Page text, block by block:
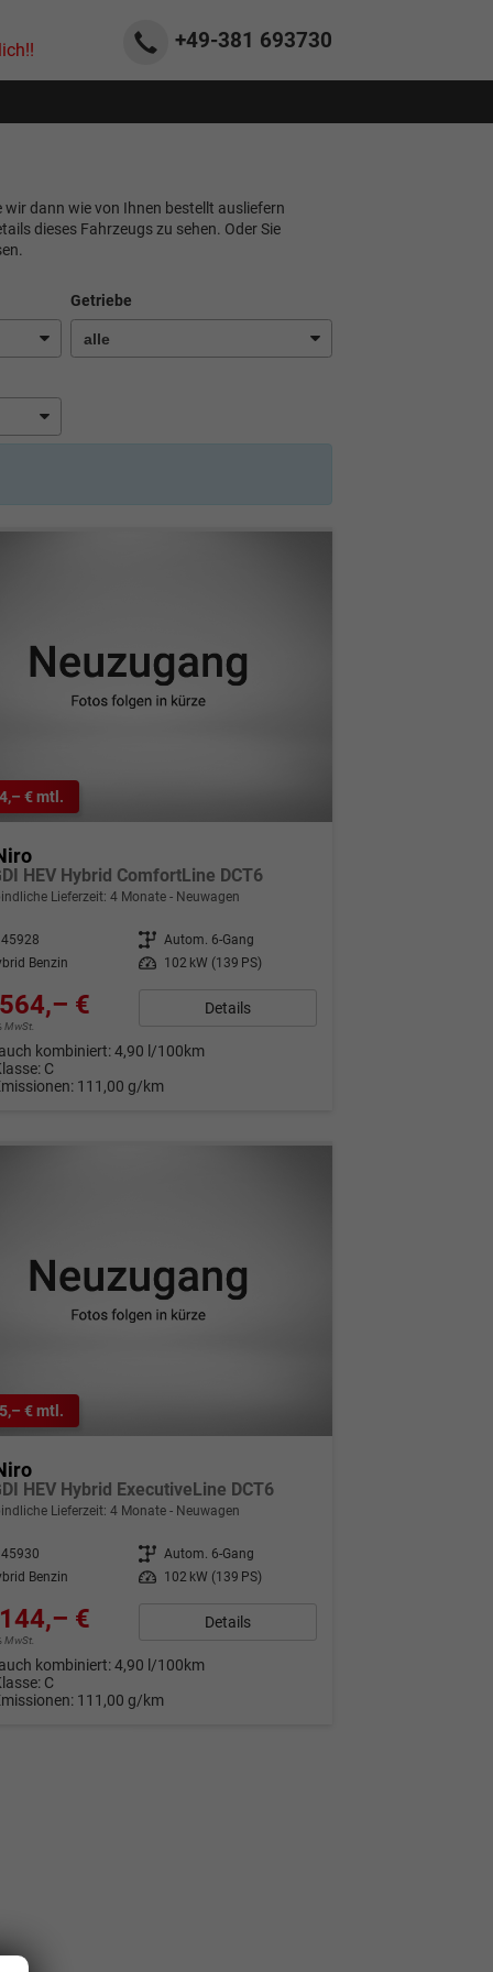
+49-381 693730
wir dann wie von Ihnen bestellt ausliefern
dieses Fahrzeugs zu sehen. Oder Sie
Getriebe
€ mtl.
HEV Hybrid ComfortLine DCT6
Lieferzeit:4 Monate Neuwagen
Getriebe Autom. 6-Gang
Benzin
Leistung 102 kW (139 PS)
€
MwSt.
Details
kombiniert:4,90 l/100km
C
111,00 g/km
€ mtl.
HEV Hybrid ExecutiveLine DCT6
Lieferzeit:4 Monate Neuwagen
Getriebe Autom. 6-Gang
Benzin
Leistung 102 kW (139 PS)
€
MwSt.
Details
kombiniert:4,90 l/100km
C
111,00 g/km